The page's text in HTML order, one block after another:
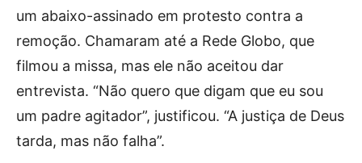
um abaixo-assinado em protesto contra a
remoção. Chamaram até a Rede Globo, que
filmou a missa, mas ele não aceitou dar
entrevista. “Não quero que digam que eu sou
um padre agitador”, justificou. “A justiça de Deus
tarda, mas não falha”.